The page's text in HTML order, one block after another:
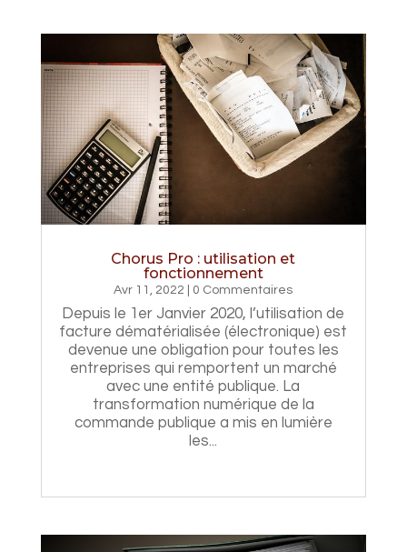
Chorus Pro : utilisation et
fonctionnement
Avr 11, 2022 | 0 Commentaires
Depuis le 1er Janvier 2020, l’utilisation de
facture dématérialisée (électronique) est
devenue une obligation pour toutes les
entreprises qui remportent un marché
avec une entité publique. La
transformation numérique de la
commande publique a mis en lumière
les...